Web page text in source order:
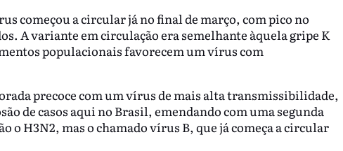
começou a circular já no final de março, com pico no
A variante em circulação era semelhante àquela gripe K
populacionais favorecem um vírus com
precoce com um vírus de mais alta transmissibilidade,
de casos aqui no Brasil, emendando com uma segunda
o H3N2, mas o chamado vírus B, que já começa a circular